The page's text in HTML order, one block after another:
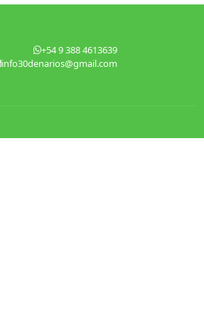
+54 9 388 4613639
info30denarios@gmail.com